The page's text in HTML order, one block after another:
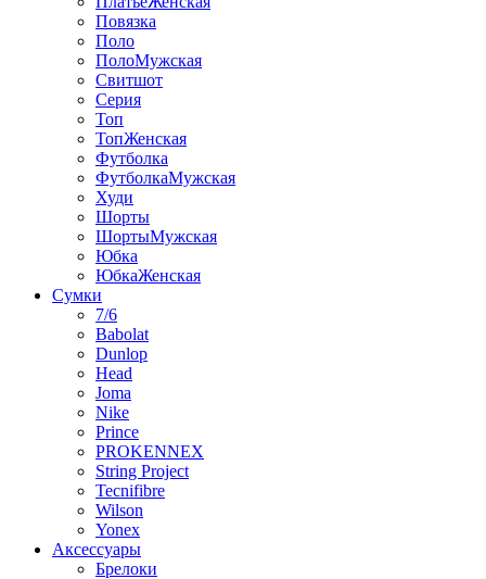
Повязка
Поло
ПолоМужская
Свитшот
Серия
Топ
ТопЖенская
Футболка
ФутболкаМужская
Худи
Шорты
ШортыМужская
Юбка
ЮбкаЖенская
Сумки
7/6
Babolat
Dunlop
Head
Joma
Nike
Prince
PROKENNEX
String Project
Tecnifibre
Wilson
Yonex
Аксессуары
Брелоки